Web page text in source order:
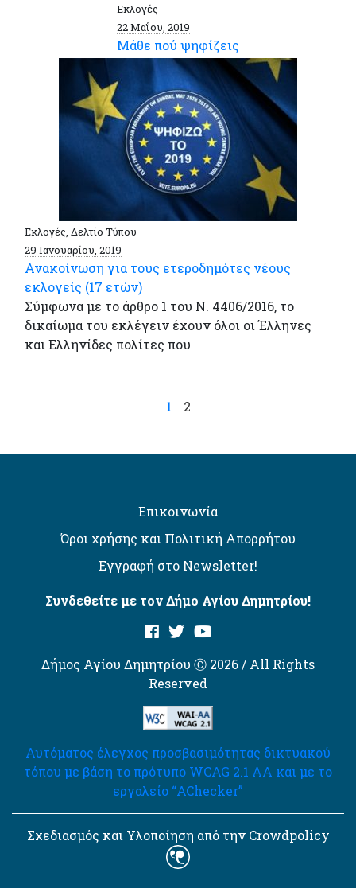
Εκλογές
22 Μαΐου, 2019
Μάθε πού ψηφίζεις
Εκλογές, Δελτίο Τύπου
29 Ιανουαρίου, 2019
Ανακοίνωση για τους ετεροδημότες νέους
εκλογείς (17 ετών)
Σύμφωνα με το άρθρο 1 του Ν. 4406/2016, το
δικαίωμα του εκλέγειν έχουν όλοι οι Έλληνες
και Ελληνίδες πολίτες που
1 2
Επικοινωνία
Όροι χρήσης και Πολιτική Απορρήτου
Εγγραφή στο Newsletter!
Συνδεθείτε με τον Δήμο Αγίου Δημητρίου!
Δήμος Αγίου Δημητρίου Ⓒ 2026 / All Rights
Reserved
Αυτόματος έλεγχος προσβασιμότητας δικτυακού
τόπου με βάση το πρότυπο WCAG 2.1 AA και με το
εργαλείο “AChecker”
Σχεδιασμός και Υλοποίηση από την Crowdpolicy